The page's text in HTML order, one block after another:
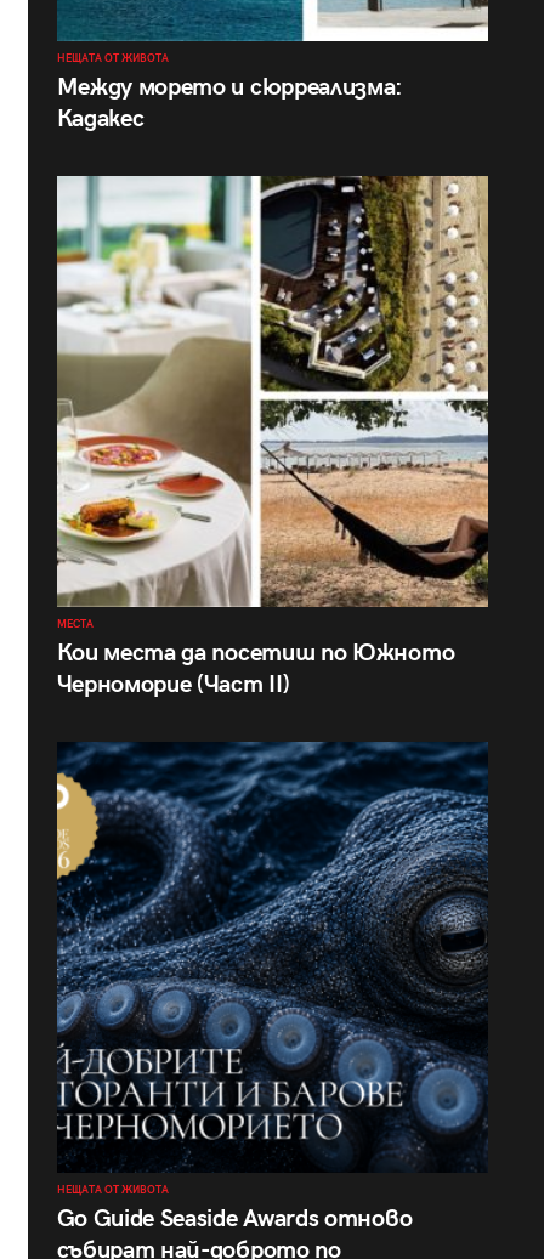
НЕЩАТА ОТ ЖИВОТА
Между морето и сюрреализма:
Кадакес
МЕСТА
Кои места да посетиш по Южното
Черноморие (Част II)
НЕЩАТА ОТ ЖИВОТА
Go Guide Seaside Awards отново
събират най-доброто по